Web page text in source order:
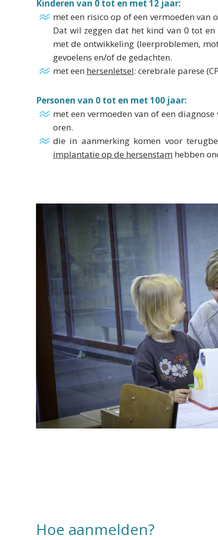
Kinderen van 0 tot en met 12 jaar:
met een risico op of een vermoeden van
Dat wil zeggen dat het kind van 0 tot
met de ontwikkeling (leerproblemen,
gevoelens en/of de gedachten.
met een hersenletsel: cerebrale parese
Personen van 0 tot en met 100 jaar:
met een vermoeden van of een diagnose
oren.
die in aanmerking komen voor
implantatie op de hersenstam hebben
Hoe aanmelden?